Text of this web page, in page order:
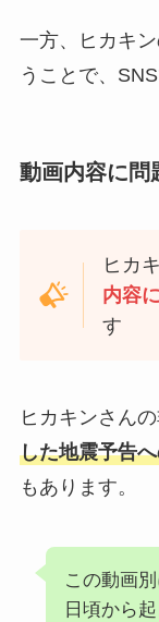
一方、ヒカキ
うことで、
動画内容に問
ヒカ
内容
す
ヒカキンさん
した地震予告
もあります。
この動画
日頃から